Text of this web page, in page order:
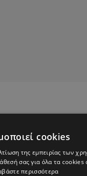
cookies
της εμπειρίας των
σας για όλα τα
περισσότερα